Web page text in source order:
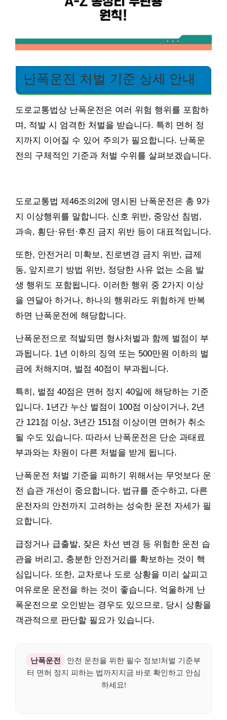
난폭운전 처벌 기준 상세 안내
도로교통법상 난폭운전은 여러 위험 행위를 포함하
며, 적발 시 엄격한 처벌을 받습니다. 특히 면허 정
지까지 이어질 수 있어 주의가 필요합니다. 난폭운
전의 구체적인 기준과 처벌 수위를 살펴보겠습니다.
도로교통법 제46조의2에 명시된 난폭운전은 총 9가
지 이상행위를 말합니다. 신호 위반, 중앙선 침범,
과속, 횡단·유턴·후진 금지 위반 등이 대표적입니다.
또한, 안전거리 미확보, 진로변경 금지 위반, 급제
동, 앞지르기 방법 위반, 정당한 사유 없는 소음 발
생 행위도 포함됩니다. 이러한 행위 중 2가지 이상
을 연달아 하거나, 하나의 행위라도 위험하게 반복
하면 난폭운전에 해당합니다.
난폭운전으로 적발되면 형사처벌과 함께 벌점이 부
과됩니다. 1년 이하의 징역 또는 500만원 이하의 벌
금에 처해지며, 벌점 40점이 부과됩니다.
특히, 벌점 40점은 면허 정지 40일에 해당하는 기준
입니다. 1년간 누산 벌점이 100점 이상이거나, 2년
간 121점 이상, 3년간 151점 이상이면 면허가 취소
될 수도 있습니다. 따라서 난폭운전은 단순 과태료
부과와는 차원이 다른 처벌을 받게 됩니다.
난폭운전 처벌 기준을 피하기 위해서는 무엇보다 운
전 습관 개선이 중요합니다. 법규를 준수하고, 다른
운전자의 안전까지 고려하는 성숙한 운전 자세가 필
요합니다.
급정거나 급출발, 잦은 차선 변경 등 위험한 운전 습
관을 버리고, 충분한 안전거리를 확보하는 것이 핵
심입니다. 또한, 교차로나 도로 상황을 미리 살피고
여유로운 운전을 하는 것이 좋습니다. 억울하게 난
폭운전으로 오인받는 경우도 있으므로, 당시 상황을
객관적으로 판단할 필요가 있습니다.
난폭운전
안전 운전을 위한 필수 정보!처벌 기준부
터 면허 정지 피하는 법까지지금 바로 확인하고 안심
하세요!